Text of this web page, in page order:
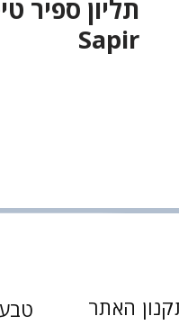
תליון ספיר
Sapir
האתר